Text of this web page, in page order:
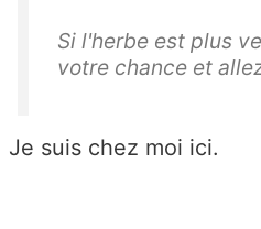
Si l'herbe est plus
votre chance et
Je suis chez moi ici.